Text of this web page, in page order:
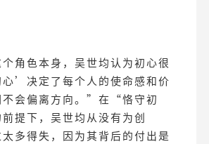
角色本身，吴世均认为初心很
’决定了每个人的使命感和价
不会偏离方向。”在“恪守初
提下，吴世均从没有为创
多得失，因为其背后的付出是